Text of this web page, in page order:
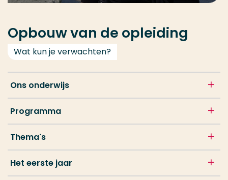
Opbouw van de opleiding
Wat kun je verwachten?
Ons onderwijs
Programma
Thema's
Het eerste jaar